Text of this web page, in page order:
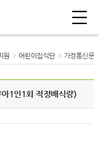
원 어린이집식단 가정통신문
1인1회 적정배식량)